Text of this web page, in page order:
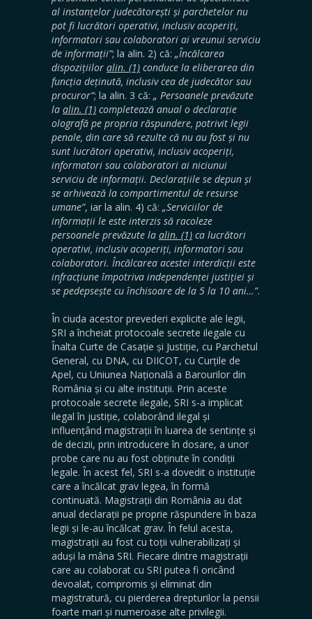
al instanțelor judecătorești și parchetelor nu
pot fi lucrători operativi, inclusiv acoperiți,
informatori sau colaboratori ai vreunui serviciu
de informații”; la alin. 2) că: „Încălcarea
dispozițiilor alin. (1) conduce la eliberarea din
funcția deținută, inclusiv cea de judecător sau
procuror”; la alin. 3 că: „ Persoanele prevăzute
la alin. (1) completează anual o declarație
olografă pe propria răspundere, potrivit legii
penale, din care să rezulte că nu au fost și nu
sunt lucrători operativi, inclusiv acoperiți,
informatori sau colaboratori ai niciunui
serviciu de informații. Declarațiile se depun și
se arhivează la compartimentul de resurse
umane”, iar la alin. 4) că: „Serviciilor de
informații le este interzis să racoleze
persoanele prevăzute la alin. (1) ca lucrători
operativi, inclusiv acoperiți, informatori sau
colaboratori. Încălcarea acestei interdicții este
infracțiune împotriva independenței justiției și
se pedepsește cu închisoare de la 5 la 10 ani…”.
În ciuda acestor prevederi explicite ale legii,
SRI a încheiat protocoale secrete ilegale cu
Înalta Curte de Casație și Justiție, cu Parchetul
General, cu DNA, cu DIICOT, cu Curțile de
Apel, cu Uniunea Națională a Barourilor din
România și cu alte instituții. Prin aceste
protocoale secrete ilegale, SRI s-a implicat
ilegal în justiție, colaborând ilegal și
influențând magistrații în luarea de sentințe și
de decizii, prin introducere în dosare, a unor
probe care nu au fost obținute în condiții
legale. În acest fel, SRI s-a dovedit o instituție
care a încălcat grav legea, în formă
continuată. Magistrații din România au dat
anual declarații pe proprie răspundere în baza
legii și le-au încălcat grav. În felul acesta,
magistrații au fost cu toții vulnerabilizați și
aduși la mâna SRI. Fiecare dintre magistrații
care au colaborat cu SRI putea fi oricând
devoalat, compromis și eliminat din
magistratură, cu pierderea drepturilor la pensii
foarte mari și numeroase alte privilegii.